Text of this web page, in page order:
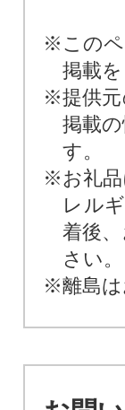
※このペ
掲載を
※提供元
掲載
す。
※お礼品
レル
着後
さい。
※離島は